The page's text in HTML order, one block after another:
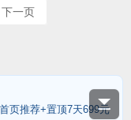
下一页
页推荐+置顶7天699元